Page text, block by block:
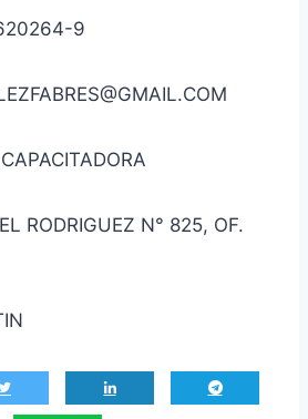
9
RODRIGUEZ N° 825, OF.